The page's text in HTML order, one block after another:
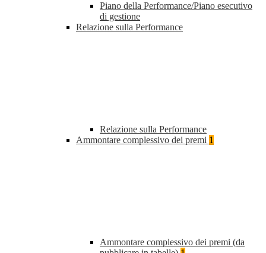
Piano della Performance/Piano esecutivo
di gestione
Relazione sulla Performance
Relazione sulla Performance
Ammontare complessivo dei premi 1
Ammontare complessivo dei premi (da